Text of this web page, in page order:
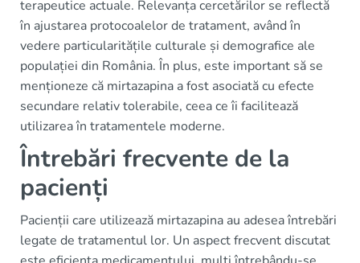
terapeutice actuale. Relevanța cercetărilor se reflectă
în ajustarea protocoalelor de tratament, având în
vedere particularitățile culturale și demografice ale
populației din România. În plus, este important să se
menționeze că mirtazapina a fost asociată cu efecte
secundare relativ tolerabile, ceea ce îi facilitează
utilizarea în tratamentele moderne.
Întrebări frecvente de la
pacienți
Pacienții care utilizează mirtazapina au adesea întrebări
legate de tratamentul lor. Un aspect frecvent discutat